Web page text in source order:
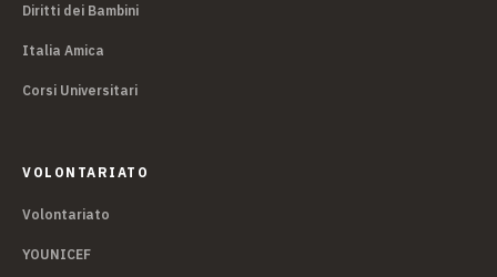
Diritti dei Bambini
Italia Amica
Corsi Universitari
VOLONTARIATO
Volontariato
YOUNICEF